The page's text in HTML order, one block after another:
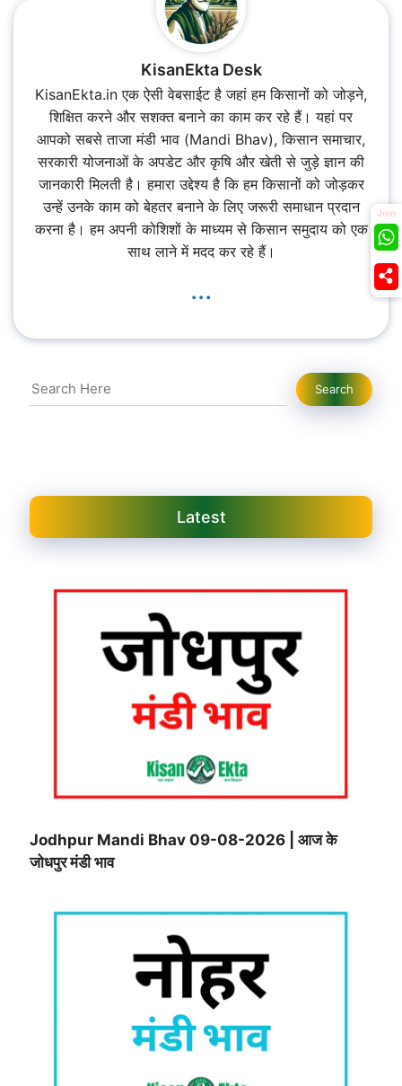
KisanEkta Desk
KisanEkta.in एक ऐसी वेबसाईट है जहां हम किसानों को जोड़ने,
शिक्षित करने और सशक्त बनाने का काम कर रहे हैं। यहां पर
आपको सबसे ताजा मंडी भाव (Mandi Bhav), किसान समाचार,
सरकारी योजनाओं के अपडेट और कृषि और खेती से जुड़े ज्ञान की
जानकारी मिलती है। हमारा उद्देश्य है कि हम किसानों को जोड़कर
उन्हें उनके काम को बेहतर बनाने के लिए जरूरी समाधान प्रदान
करना है। हम अपनी कोशिशों के माध्यम से किसान समुदाय को एक
साथ लाने में मदद कर रहे हैं।
...
Search Search
Latest
Jodhpur Mandi Bhav 09-08-2026 | आज के
जोधपुर मंडी भाव
Join